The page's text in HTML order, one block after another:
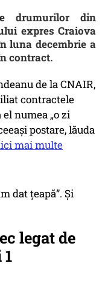
drumurilor din
expres Craiova
luna decembrie a
contract.
de la CNAIR,
contractele
numea „o zi
postare, lăuda
mai multe
dat țeapă”. Și
legat de